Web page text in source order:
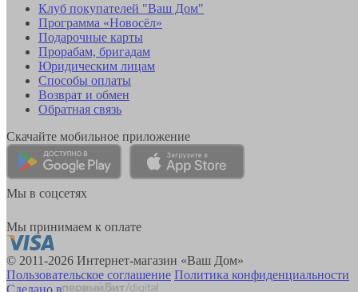
Клуб покупателей "Ваш Дом"
Программа «Новосёл»
Подарочные карты
Прорабам, бригадам
Юридическим лицам
Способы оплаты
Возврат и обмен
Обратная связь
Скачайте мобильное приложение
Мы в соцсетях
Мы принимаем к оплате
© 2011-2026 Интернет-магазин «Ваш Дом»
Пользовательское соглашение Политика конфиденциальности